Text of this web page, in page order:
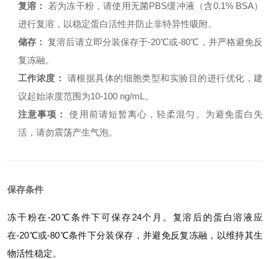
复溶：
若为冻干粉，请使用无菌PBS缓冲液（含0.1% BSA）
进行复溶，以稳定蛋白活性并防止非特异性吸附。
储存： 复溶后请立即分装保存于-20℃或-80℃，并严格避免反
复冻融。
工作浓度：
请根据具体的细胞类型和实验目的进行优化，建
议起始浓度范围为10-100 ng/mL。
注意事项：
使用前请短暂离心，轻柔混匀。为避免蛋白失
活，请勿震荡产生气泡。
保存条件
冻干粉在-20℃条件下可保存24个月。复溶后的蛋白溶液应
在-20℃或-80℃条件下分装保存，并避免反复冻融，以维持其生
物活性稳定。